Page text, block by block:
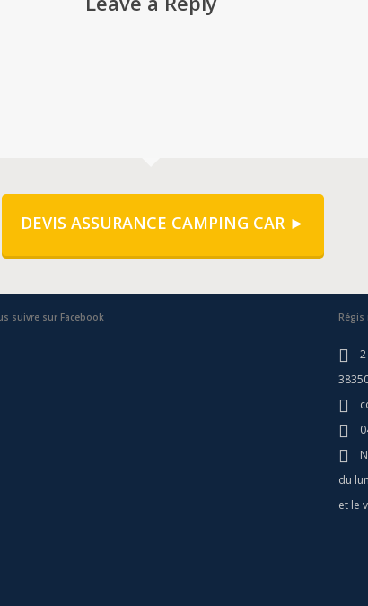
DEVIS ASSURANCE CAMPING CAR ►
suivre sur Facebook Régis
2
du
et le